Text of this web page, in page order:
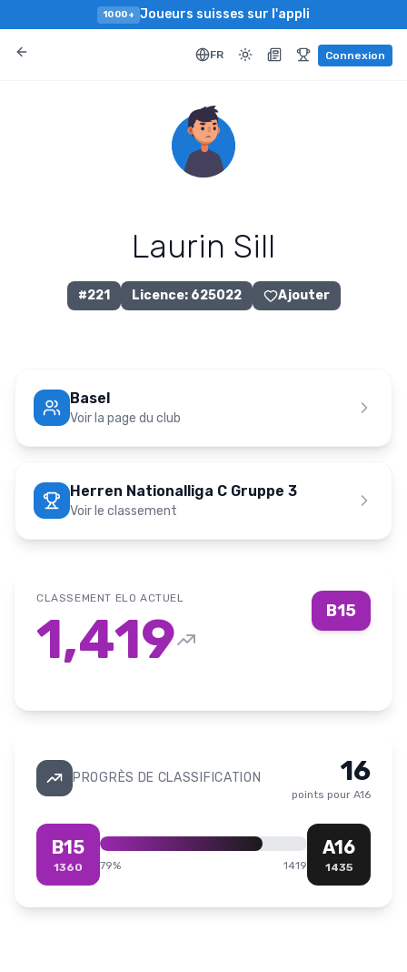
1000+ Joueurs suisses sur l'appli
FR Connexion
Laurin Sill
#221 Licence: 625022 Ajouter
Basel
Voir la page du club
Herren Nationalliga C Gruppe 3
Voir le classement
B15
CLASSEMENT ELO ACTUEL
1,419
PROGRÈS DE CLASSIFICATION 16
points pour A16
B15
1360 79% 1419
A16
1435